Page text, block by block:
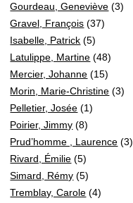
Gourdeau, Geneviève (3)
Gravel, François (37)
Isabelle, Patrick (5)
Latulippe, Martine (48)
Mercier, Johanne (15)
Morin, Marie-Christine (3)
Pelletier, Josée (1)
Poirier, Jimmy (8)
Prud’homme , Laurence (3)
Rivard, Émilie (5)
Simard, Rémy (5)
Tremblay, Carole (4)